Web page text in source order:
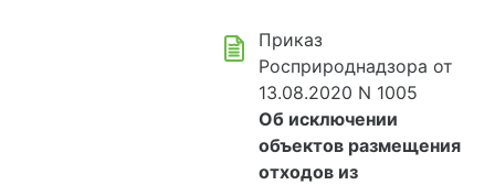
Приказ
Росприроднадзора от
13.08.2020 N 1005
Об исключении
объектов размещения
отходов из